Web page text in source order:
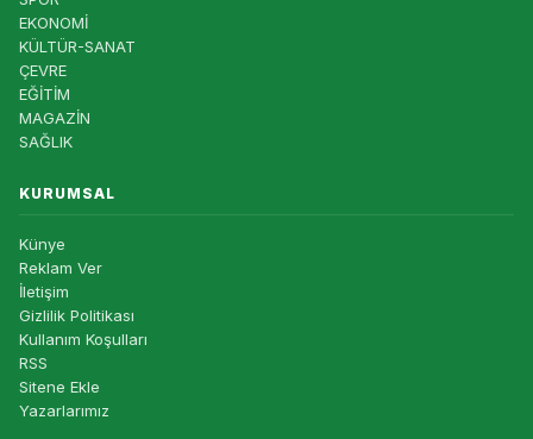
EKONOMİ
KÜLTÜR-SANAT
ÇEVRE
EĞİTİM
MAGAZİN
SAĞLIK
KURUMSAL
Künye
Reklam Ver
İletişim
Gizlilik Politikası
Kullanım Koşulları
RSS
Sitene Ekle
Yazarlarımız